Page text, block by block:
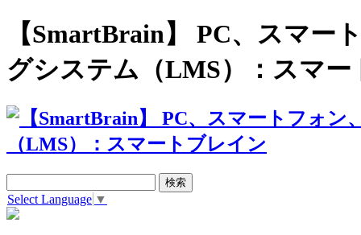
【SmartBrain】 PC、スマー
グシステム（LMS）：スマー
Select Language ▼